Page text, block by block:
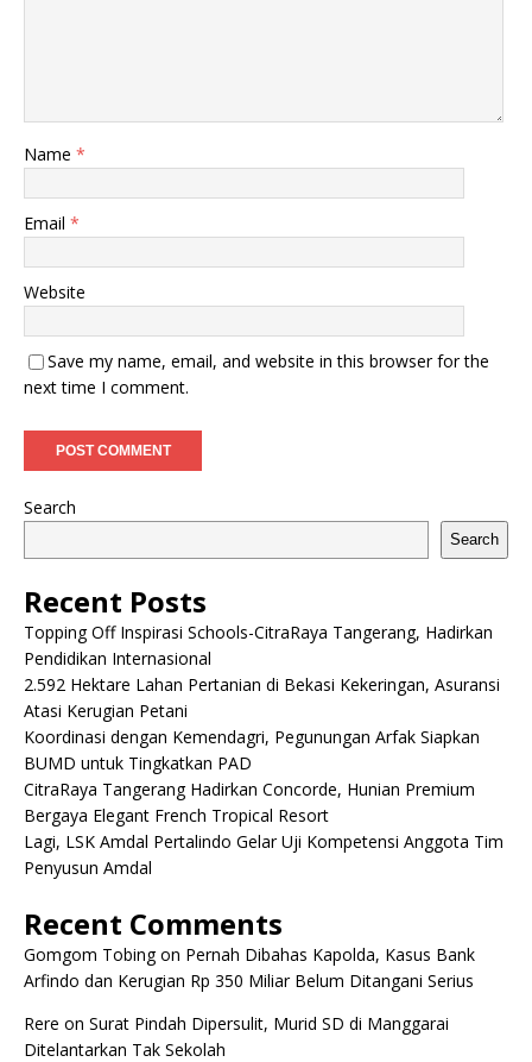
Name *
Email *
Website
Save my name, email, and website in this browser for the
next time I comment.
Search
Search
Recent Posts
Topping Off Inspirasi Schools-CitraRaya Tangerang, Hadirkan
Pendidikan Internasional
2.592 Hektare Lahan Pertanian di Bekasi Kekeringan, Asuransi
Atasi Kerugian Petani
Koordinasi dengan Kemendagri, Pegunungan Arfak Siapkan
BUMD untuk Tingkatkan PAD
CitraRaya Tangerang Hadirkan Concorde, Hunian Premium
Bergaya Elegant French Tropical Resort
Lagi, LSK Amdal Pertalindo Gelar Uji Kompetensi Anggota Tim
Penyusun Amdal
Recent Comments
Gomgom Tobingon Pernah Dibahas Kapolda, Kasus Bank
Arfindo dan Kerugian Rp 350 Miliar Belum Ditangani Serius
Rere on Surat Pindah Dipersulit, Murid SD di Manggarai
Ditelantarkan Tak Sekolah